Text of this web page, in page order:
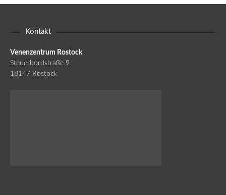
Kontakt
Venenzentrum Rostock
Steuerbordstraße 9
18147 Rostock